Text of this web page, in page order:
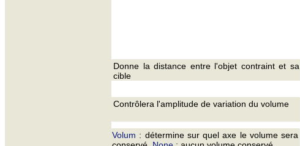
Contrôlera l'amplitude de variation du volume
Donne la distance entre l'objet contraint et sa
cible
Volum : détermine sur quel axe le volume sera